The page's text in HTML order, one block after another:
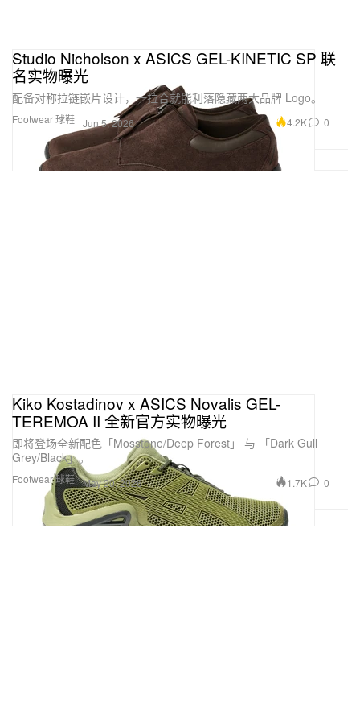
Footwear 球鞋
Studio Nicholson x ASICS GEL-KINETIC SP 联
名实物曝光
配备对称拉链嵌片设计，一拉合就能利落隐藏两大品牌 Logo。
Jun 5, 2026 4.2K 0
Footwear 球鞋
Kiko Kostadinov x ASICS Novalis GEL-
TEREMOA II 全新官方实物曝光
即将登场全新配色「Mosstone/Deep Forest」 与 「Dark Gull
Grey/Black」。
May 20, 2026 1.7K 0